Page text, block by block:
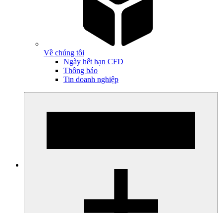
Về chúng tôi
Ngày hết hạn CFD
Thông báo
Tin doanh nghiệp